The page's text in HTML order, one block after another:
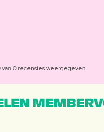
van 0 recensies weergegeven